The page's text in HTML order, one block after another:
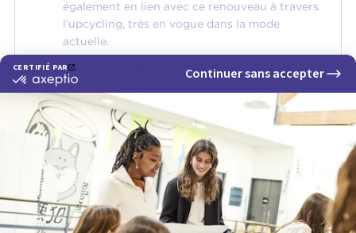
également en lien avec ce renouveau à travers
l'upcycling, très en vogue dans la mode
actuelle.
Travailler la démarche autour de volumes
superposés, pensés comme des blocs distincts.
Ensemble, ces blocs créent un
espace
visuellement dynamique et vivant
. Leur
agencement, alternant porte-à-faux et retraits,
est accentué par des choix de revêtements et
une signalétique intuitive, qui renforcent la
lisibilité et l’accessibilité de l’aménagement.
Plutôt que d’agencer de vastes